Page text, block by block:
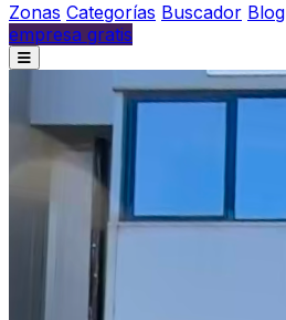
Zonas Categorías Buscador Blog
empresa gratis